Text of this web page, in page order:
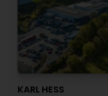
KARL HESS